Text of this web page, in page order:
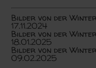
Bilder von der
17.11.2024
Bilder von der
18.01.2025
Bilder von der
09.02.2025